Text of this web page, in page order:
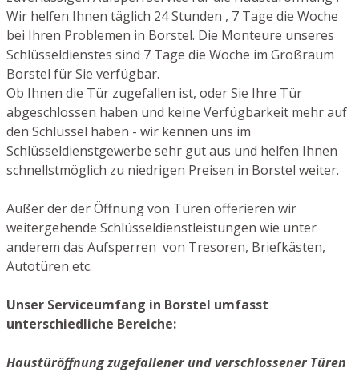
Wir helfen Ihnen täglich 24 Stunden , 7 Tage die Woche
bei Ihren Problemen in Borstel. Die Monteure unseres
Schlüsseldienstes sind 7 Tage die Woche im Großraum
Borstel für Sie verfügbar.
Ob Ihnen die Tür zugefallen ist, oder Sie Ihre Tür
abgeschlossen haben und keine Verfügbarkeit mehr auf
den Schlüssel haben - wir kennen uns im
Schlüsseldienstgewerbe sehr gut aus und helfen Ihnen
schnellstmöglich zu niedrigen Preisen in Borstel weiter.
Außer der der Öffnung von Türen offerieren wir
weitergehende Schlüsseldienstleistungen wie unter
anderem das Aufsperren von Tresoren, Briefkästen,
Autotüren etc.
Unser Serviceumfang in Borstel umfasst
unterschiedliche Bereiche:
Haustüröffnung zugefallener und verschlossener Türen